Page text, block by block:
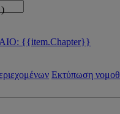
{{item.Chapter}}
Εκτύπωση